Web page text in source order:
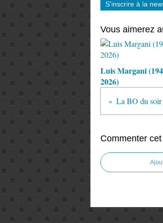
S'inscrire à la
Vous aimerez
Luis Margani
2026)
La BO du soir
Commenter